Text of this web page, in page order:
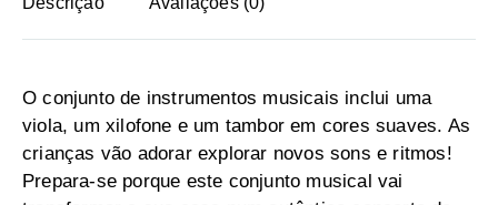
O conjunto de instrumentos musicais inclui uma
viola, um xilofone e um tambor em cores suaves. As
crianças vão adorar explorar novos sons e ritmos!
Prepara-se porque este conjunto musical vai